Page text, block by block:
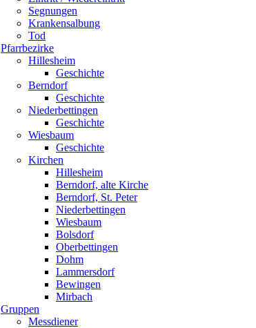
Segnungen
Krankensalbung
Tod
Pfarrbezirke
Hillesheim
Geschichte
Berndorf
Geschichte
Niederbettingen
Geschichte
Wiesbaum
Geschichte
Kirchen
Hillesheim
Berndorf, alte Kirche
Berndorf, St. Peter
Niederbettingen
Wiesbaum
Bolsdorf
Oberbettingen
Dohm
Lammersdorf
Bewingen
Mirbach
Gruppen
Messdiener